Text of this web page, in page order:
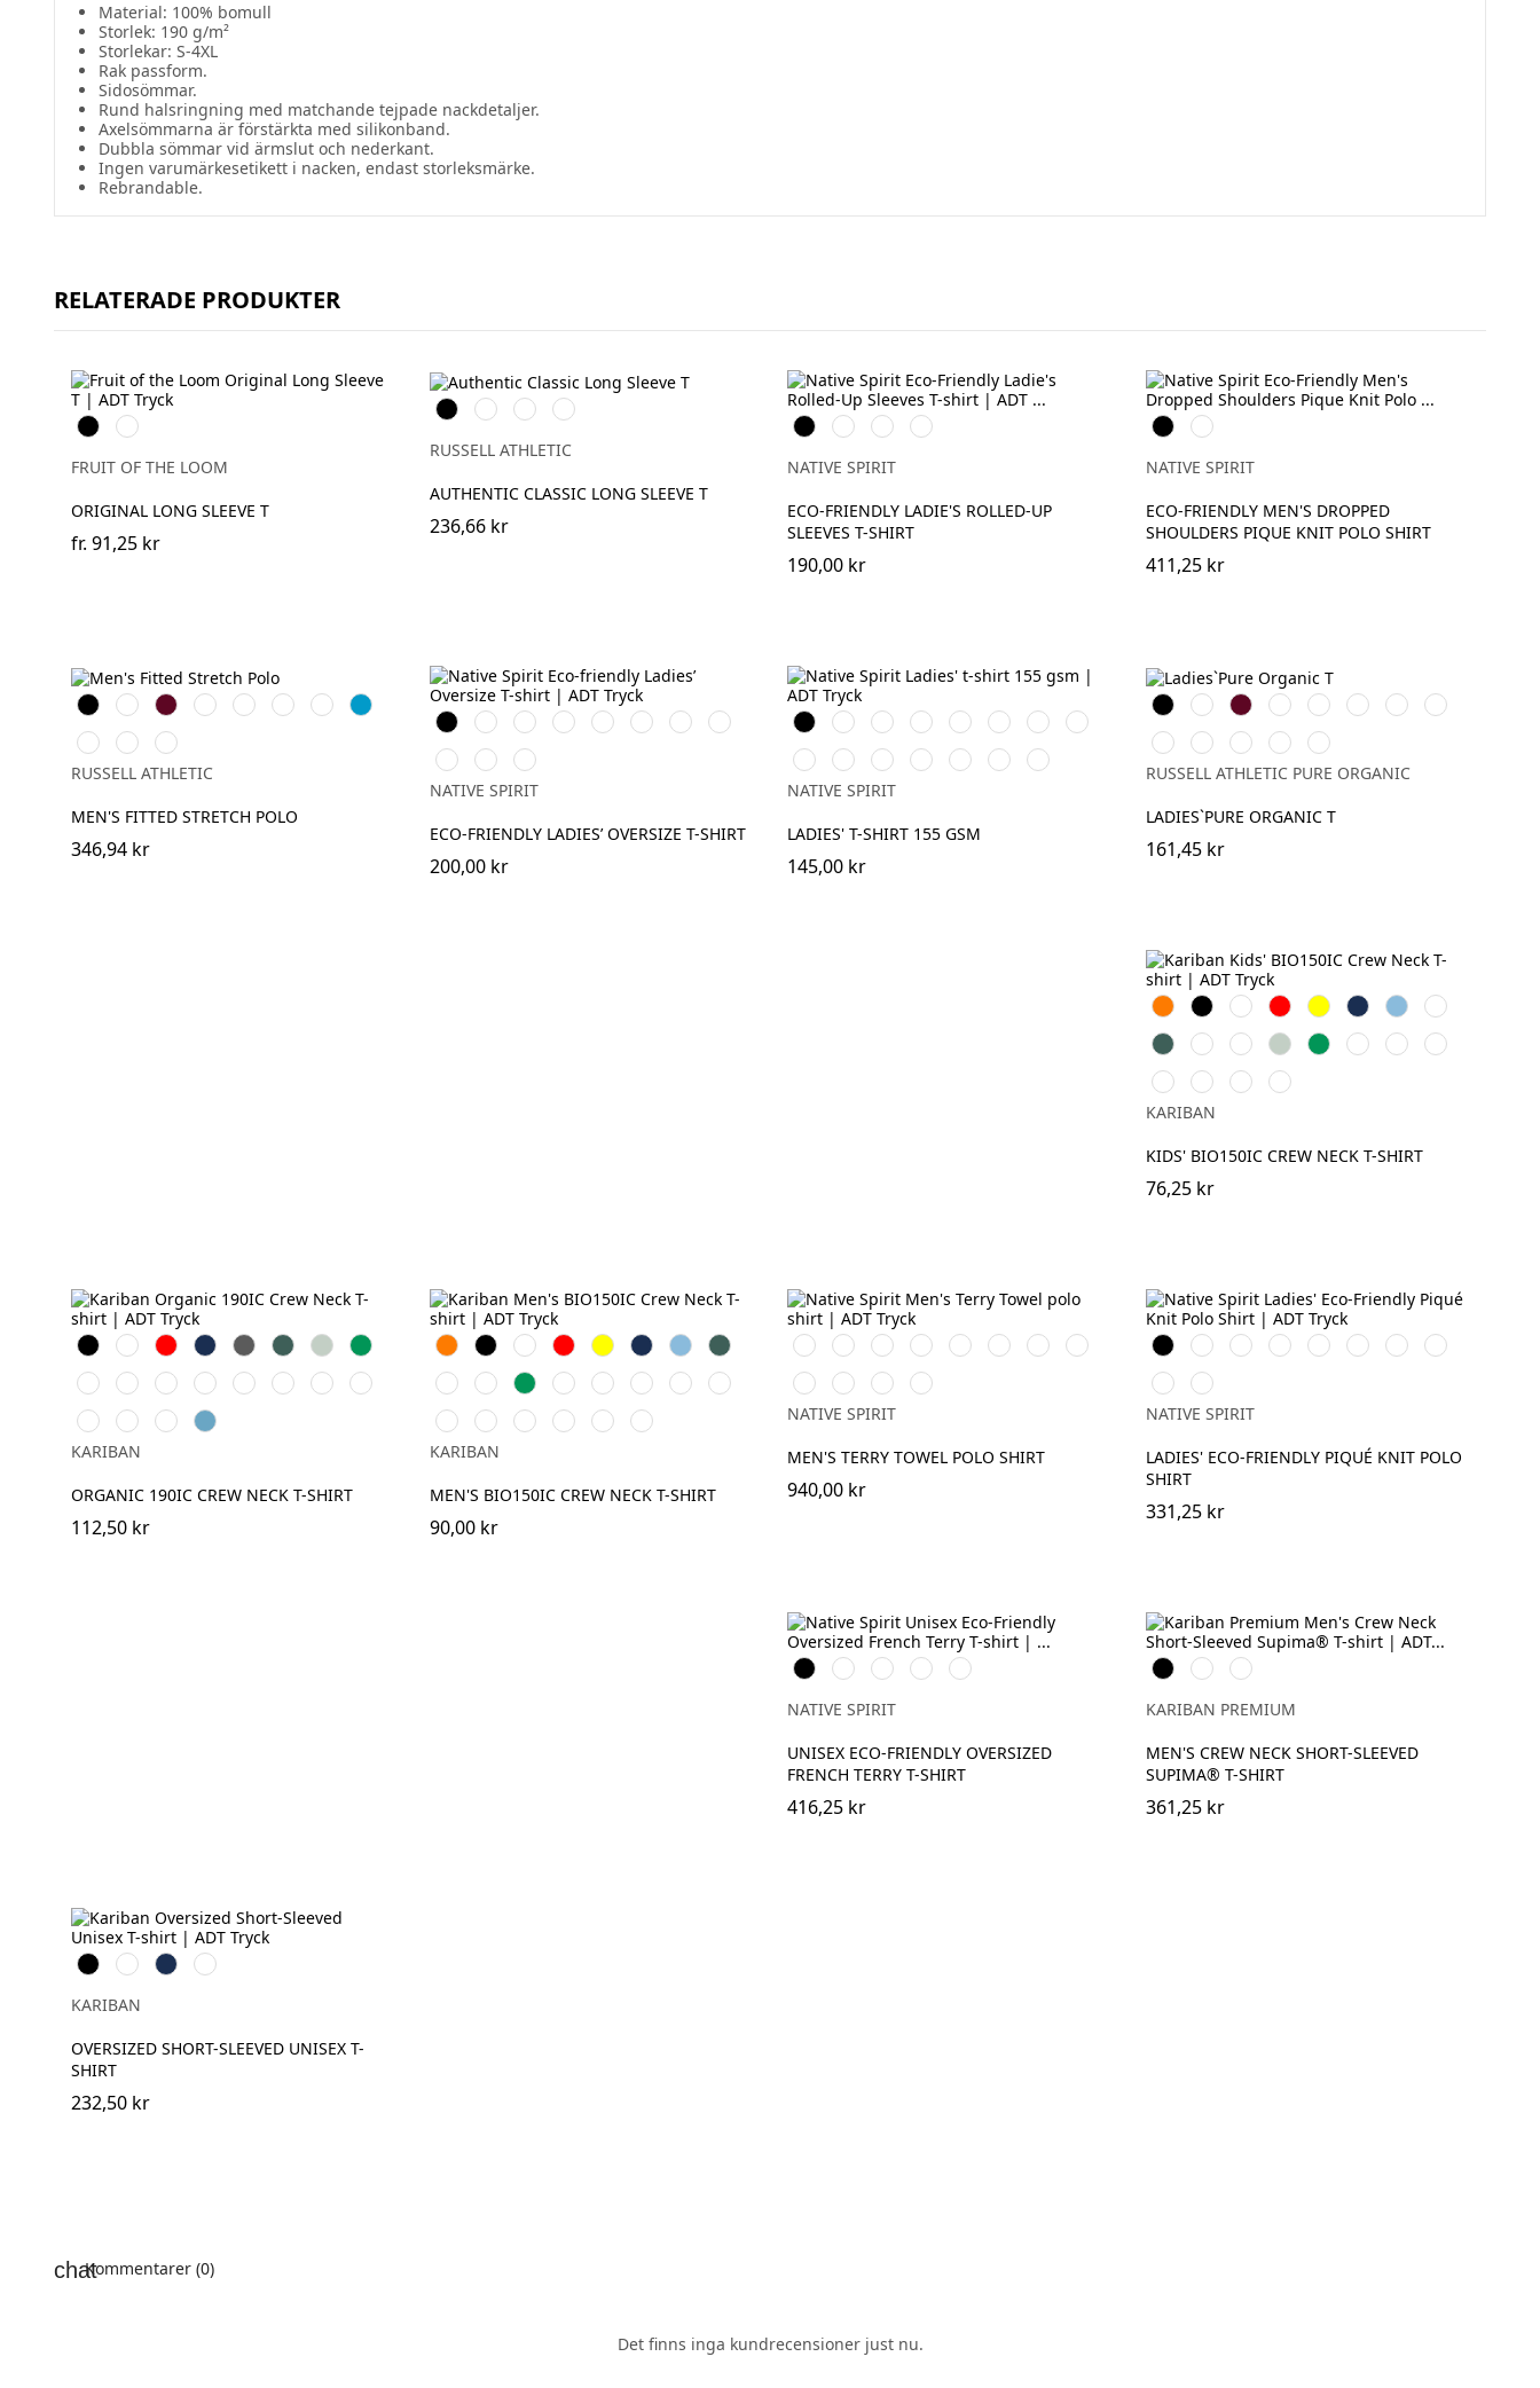
Material: 100% bomull
Storlek: 190 g/m²
Storlekar: S-4XL
Rak passform.
Sidosömmar.
Rund halsringning med matchande tejpade nackdetaljer.
Axelsömmarna är förstärkta med silikonband.
Dubbla sömmar vid ärmslut och nederkant.
Ingen varumärkesetikett i nacken, endast storleksmärke.
Rebrandable.
RELATERADE PRODUKTER
BlackWhite
FRUIT OF THE LOOM
ORIGINAL LONG SLEEVE T
fr. 91,25 kr
BlackWhiteFrench
Navy
Convoy
Grey
(Solid)
RUSSELL ATHLETIC
AUTHENTIC CLASSIC LONG SLEEVE T
236,66 kr
Svart Vit Ivory Petal
Rose
NATIVE SPIRIT
ECO-FRIENDLY LADIE'S ROLLED-UP
SLEEVES T-SHIRT
190,00 kr
Svart Ivory
NATIVE SPIRIT
ECO-FRIENDLY MEN'S DROPPED
SHOULDERS PIQUE KNIT POLO SHIRT
411,25 kr
BlackWhiteBurgundy
French
Navy
Bright
Royal
Classic
Red
Fuchsia
Azure
Blue
Convoy
Grey
(Solid)
Light
Oxford
(Heather)
Sky
RUSSELL ATHLETIC
MEN'S FITTED STRETCH POLO
346,94 kr
Svart Vit Aquamarine
Ivory Organic
Khaki
Peacock
Green
Navy
Blue
Jade
Green
ParmaCherry
Purple
Candy
Rose
NATIVE SPIRIT
ECO-FRIENDLY LADIES’ OVERSIZE T-SHIRT
200,00 kr
Svart Vit
Dark
Cherry
Ivory Organic
Khaki
Raw
Natural
Sea
Blue
Wet
Sand
Navy
Blue
Jade
Green
Moon
Grey
Heather
Peacock
Blue
Poppy
Red
Petal
Rose
Raspberry
Sorbet
NATIVE SPIRIT
LADIES' T-SHIRT 155 GSM
145,00 kr
BlackWhiteBurgundy
French
Navy
Bright
Royal
Bottle
Green
Classic
Red
Stone
NaturalConvoy
Grey
(Solid)
Light
Oxford
(Heather)
Dark
Olive
Aqua
RUSSELL ATHLETIC PURE ORGANIC
LADIES`PURE ORGANIC T
161,45 kr
Orange
Svart Vit Röd Gul Navy Sky
Blue
Royal
Blue
Forest
Green
Ash
grey
Fuchsia
Sage Kelly
Green
Oxford
Grey
Light
Royal
Pale
Pink
Wine Light
Sand
Tropical
Blue
Ice
Mint
KARIBAN
KIDS' BIO150IC CREW NECK T-SHIRT
76,25 kr
Svart Vit Röd Navy Dark
Grey
Forest
Green
Sage Kelly
Green
Oxford
Grey
Light
Royal
Blue
Light
Orange
Light
Sand
Wine
Heather
Terracotta
Red
Sea
Turquoise
Lemon
Yellow
Ice
Mint
Deep
Purple
Green
Marble
Cloudy
Blue
KARIBAN
ORGANIC 190IC CREW NECK T-SHIRT
112,50 kr
Orange
Svart Vit Röd Gul Navy Sky
Blue
Forest
Green
ChocolateFuchsia
Kelly
Green
Dark
Khaki
Oxford
Grey
Light
Royal
Blue
Pale
Pink
Wine
Light
Sand
Tropical
Blue
Snow
Grey
Ice
Mint
Deep
Purple
Grey
Heather
KARIBAN
MEN'S BIO150IC CREW NECK T-SHIRT
90,00 kr
Iron
Grey
Ivory Organic
Khaki
Brook
Green
Peacock
Green
Navy
Blue
Mineral
Grey
Almond
Green
PaprikaParmaRiviera
Blue
Cream
Coffee
NATIVE SPIRIT
MEN'S TERRY TOWEL POLO SHIRT
940,00 kr
Svart Vit Ivory Organic
Khaki
Wet
Sand
Navy
Blue
Moon
Grey
Peacock
Blue
Poppy
Red
Blue
Sapphire
NATIVE SPIRIT
LADIES' ECO-FRIENDLY PIQUÉ KNIT POLO
SHIRT
331,25 kr
Svart Ivory Organic
Khaki
Wet
Sand
Navy
Blue
NATIVE SPIRIT
UNISEX ECO-FRIENDLY OVERSIZED
FRENCH TERRY T-SHIRT
416,25 kr
Svart Vit
Deep
Navy
KARIBAN PREMIUM
MEN'S CREW NECK SHORT-SLEEVED
SUPIMA® T-SHIRT
361,25 kr
Svart Vit Navy Oxford
Grey
KARIBAN
OVERSIZED SHORT-SLEEVED UNISEX T-
SHIRT
232,50 kr
Kommentarer (0)
Det finns inga kundrecensioner just nu.